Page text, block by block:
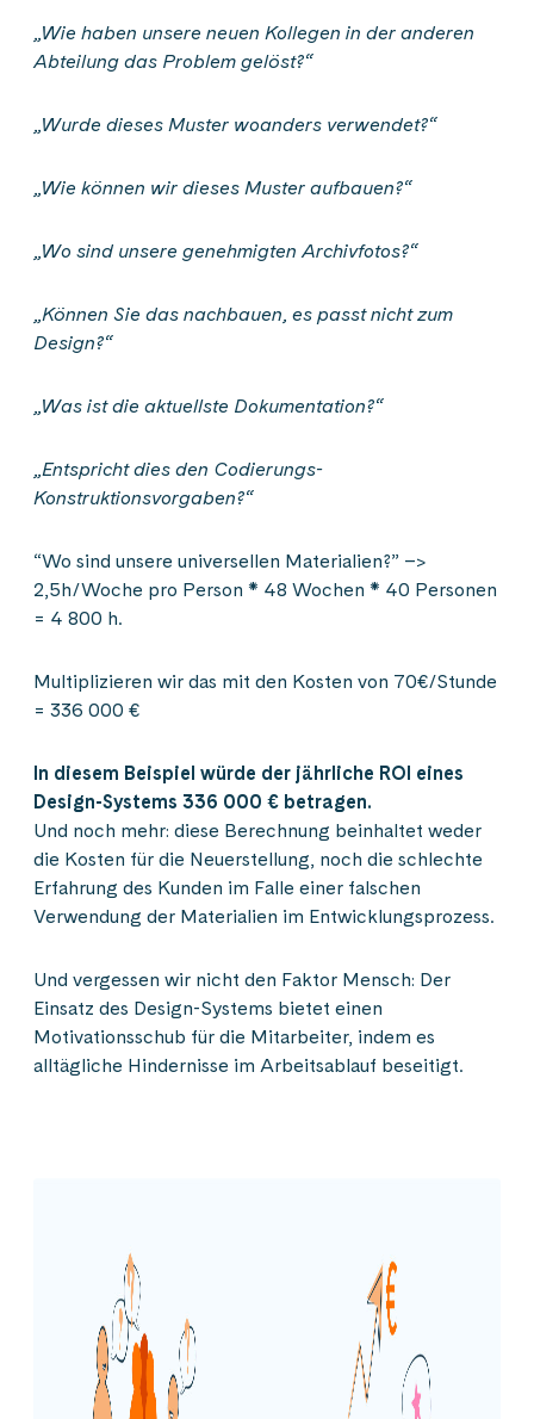
„Wie haben unsere neuen Kollegen in der anderen
Abteilung das Problem gelöst?“
„Wurde dieses Muster woanders verwendet?“
„Wie können wir dieses Muster aufbauen?“
„Wo sind unsere genehmigten Archivfotos?“
„Können Sie das nachbauen, es passt nicht zum
Design?“
„Was ist die aktuellste Dokumentation?“
„Entspricht dies den Codierungs-
Konstruktionsvorgaben?“
“Wo sind unsere universellen Materialien?” –>
2,5h/Woche pro Person * 48 Wochen * 40 Personen
= 4 800 h.
Multiplizieren wir das mit den Kosten von 70€/Stunde
= 336 000 €
In diesem Beispiel würde der jährliche ROI eines
Design-Systems 336 000 € betragen.
Und noch mehr: diese Berechnung beinhaltet weder
die Kosten für die Neuerstellung, noch die schlechte
Erfahrung des Kunden im Falle einer falschen
Verwendung der Materialien im Entwicklungsprozess.
Und vergessen wir nicht den Faktor Mensch: Der
Einsatz des Design-Systems bietet einen
Motivationsschub für die Mitarbeiter, indem es
alltägliche Hindernisse im Arbeitsablauf beseitigt.